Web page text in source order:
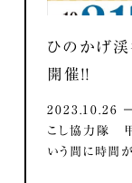
ひのかげ
開催！！
2023.10.26 ―
こし協力隊
いう間に時間が